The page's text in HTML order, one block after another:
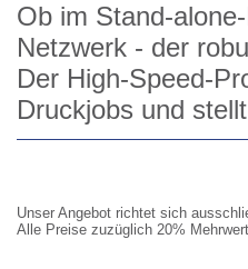
Ob im Stand-
Netzwerk - der
Der High-Speed-
Druckjobs und
Unser Angebot richtet sich
Alle Preise zuzüglich 20%